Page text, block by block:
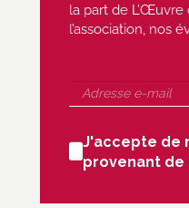
la part de L’Œuvre
l’association, nos
J'accepte de
provenant